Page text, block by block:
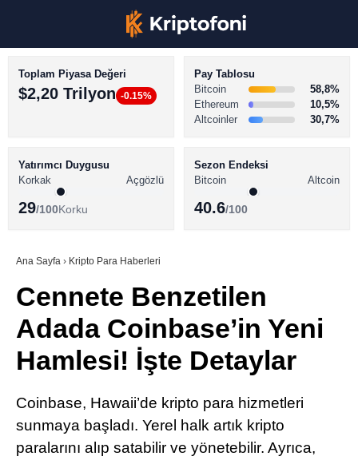
Youtube
TikTok
Pinterest
LinkedIn
BİTCOİN HABERLERİ
ALTCOİN HABERLERİ
SÖZLÜK
Toplam Piyasa Değeri
$2,20 Trilyon -0.15%
Pay Tablosu
Bitcoin
58,8%
Ethereum
10,5%
Altcoinler
30,7%
Yatırımcı Duygusu
Korkak
Açgözlü
29/100Korku
Sezon Endeksi
Bitcoin
Altcoin
40.6/100
Ana Sayfa › Kripto Para Haberleri
Cennete Benzetilen
Adada Coinbase’in Yeni
Hamlesi! İşte Detaylar
Coinbase, Hawaii’de kripto para hizmetleri
sunmaya başladı. Yerel halk artık kripto
paralarını alıp satabilir ve yönetebilir. Ayrıca,